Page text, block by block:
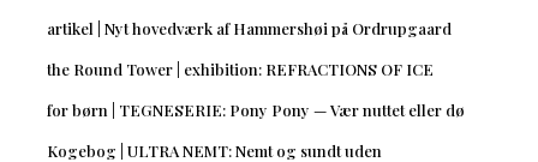
artikel | Nyt hovedværk af Hammershøi på Ordrupgaard
the Round Tower | exhibition: REFRACTIONS OF ICE
for børn | TEGNESERIE: Pony Pony — Vær nuttet eller dø
Kogebog | ULTRA NEMT: Nemt og sundt uden